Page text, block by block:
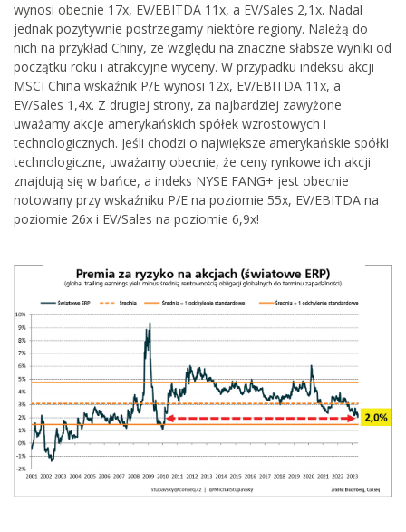
wynosi obecnie 17x, EV/EBITDA 11x, a EV/Sales 2,1x. Nadal
jednak pozytywnie postrzegamy niektóre regiony. Należą do
nich na przykład Chiny, ze względu na znaczne słabsze wyniki od
początku roku i atrakcyjne wyceny. W przypadku indeksu akcji
MSCI China wskaźnik P/E wynosi 12x, EV/EBITDA 11x, a
EV/Sales 1,4x. Z drugiej strony, za najbardziej zawyżone
uważamy akcje amerykańskich spółek wzrostowych i
technologicznych. Jeśli chodzi o największe amerykańskie spółki
technologiczne, uważamy obecnie, że ceny rynkowe ich akcji
znajdują się w bańce, a indeks NYSE FANG+ jest obecnie
notowany przy wskaźniku P/E na poziomie 55x, EV/EBITDA na
poziomie 26x i EV/Sales na poziomie 6,9x!